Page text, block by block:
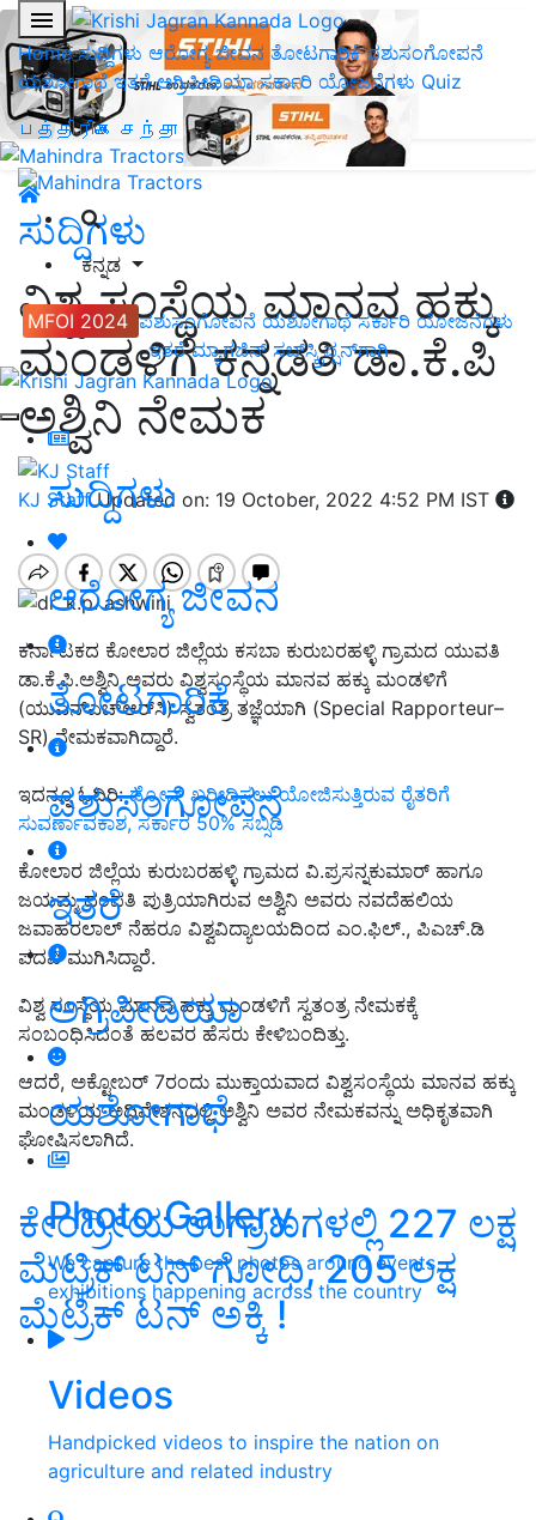
Home ಸುದ್ದಿಗಳು ಆರೋಗ್ಯ ಜೀವನ ತೋಟಗಾರಿಕೆಪಶುಸಂಗೋಪನೆ
ಯಶೋಗಾಥೆ ಇತರೆ ಅಗ್ರಿಪೀಡಿಯಾ ಸರ್ಕಾರಿ ಯೋಜನೆಗಳು Quiz
பத்திரிகை சந்தா
ಕನ್ನಡ
MFOI 2024 ಪಶುಸಂಗೋಪನೆ ಯಶೋಗಾಥೆ ಸರ್ಕಾರಿ ಯೋಜನೆಗಳು
ಇತರೆ ಮ್ಯಾಗಜಿನ್‌ ಸಬ್‌ಸ್ಕ್ರಿಪ್ಷನ್‌ಗಾಗಿ
ಸುದ್ದಿಗಳು
ಆರೋಗ್ಯ ಜೀವನ
ತೋಟಗಾರಿಕೆ
ಪಶುಸಂಗೋಪನೆ
ಇತರೆ
ಅಗ್ರಿಪೀಡಿಯಾ
ಯಶೋಗಾಥೆ
Photo Gallery
We capture the best photos around events,
exhibitions happening across the country
Videos
Handpicked videos to inspire the nation on
agriculture and related industry
ಸುದ್ದಿಗಳು
ವಿಶ್ವ ಸಂಸ್ಥೆಯ ಮಾನವ ಹಕ್ಕು
ಮಂಡಳಿಗೆ ಕನ್ನಡತಿ ಡಾ.ಕೆ.ಪಿ
ಅಶ್ವಿನಿ ನೇಮಕ
KJ StaffUpdated on: 19 October, 2022 4:52 PM IST
ಕರ್ನಾಟಕದ ಕೋಲಾರ ಜಿಲ್ಲೆಯ ಕಸಬಾ ಕುರುಬರಹಳ್ಳಿ ಗ್ರಾಮದ ಯುವತಿ
ಡಾ.ಕೆ.ಪಿ.ಅಶ್ವಿನಿ ಅವರು ವಿಶ್ವಸಂಸ್ಥೆಯ ಮಾನವ ಹಕ್ಕು ಮಂಡಳಿಗೆ
(ಯುಎನ್‌ಎಚ್‌ಆರ್‌ಸಿ) ಸ್ವತಂತ್ರ ತಜ್ಞೆಯಾಗಿ (Special Rapporteur–
SR) ನೇಮಕವಾಗಿದ್ದಾರೆ.
ಇದನ್ನೂ ಓದಿರಿ:ಡ್ರೋನ್ ಖರೀದಿಸಲು ಯೋಜಿಸುತ್ತಿರುವ ರೈತರಿಗೆ
ಸುವರ್ಣಾವಕಾಶ, ಸರ್ಕಾರ 50% ಸಬ್ಸಿಡಿ
ಕೋಲಾರ ಜಿಲ್ಲೆಯ ಕುರುಬರಹಳ್ಳಿ ಗ್ರಾಮದ ವಿ.ಪ್ರಸನ್ನಕುಮಾರ್ ಹಾಗೂ
ಜಯಮ್ಮ ದಂಪತಿ ಪುತ್ರಿಯಾಗಿರುವ ಅಶ್ವಿನಿ ಅವರು ನವದೆಹಲಿಯ
ಜವಾಹರಲಾಲ್‌ ನೆಹರೂ ವಿಶ್ವವಿದ್ಯಾಲಯದಿಂದ ಎಂ.ಫಿಲ್., ಪಿಎಚ್.ಡಿ
ಪದವಿ ಮುಗಿಸಿದ್ದಾರೆ.
ವಿಶ್ವ ಸಂಸ್ಥೆಯ ಮಾನವ ಹಕ್ಕು ಮಂಡಳಿಗೆ ಸ್ವತಂತ್ರ ನೇಮಕಕ್ಕೆ
ಸಂಬಂಧಿಸಿದಂತೆ ಹಲವರ ಹೆಸರು ಕೇಳಿಬಂದಿತ್ತು.
ಆದರೆ, ಅಕ್ಟೋಬರ್‌ 7ರಂದು ಮುಕ್ತಾಯವಾದ ವಿಶ್ವಸಂಸ್ಥೆಯ ಮಾನವ ಹಕ್ಕು
ಮಂಡಳಿಯ ಅಧಿವೇಶನದಲ್ಲಿ ಅಶ್ವಿನಿ ಅವರ ನೇಮಕವನ್ನು ಅಧಿಕೃತವಾಗಿ
ಘೋಷಿಸಲಾಗಿದೆ.
ಕೇಂದ್ರೀಯ ಉಗ್ರಾಣಗಳಲ್ಲಿ 227 ಲಕ್ಷ
ಮೆಟ್ರಿಕ್ ಟನ್ ಗೋಧಿ, 205 ಲಕ್ಷ
ಮೆಟ್ರಿಕ್ ಟನ್ ಅಕ್ಕಿ !